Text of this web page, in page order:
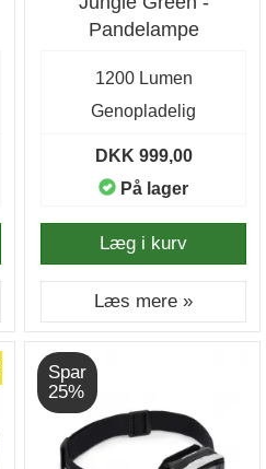
Pandelampe
1200 Lumen
Genopladelig
DKK 999,00
På lager
Læg i kurv
Læs mere »
Spar
25%